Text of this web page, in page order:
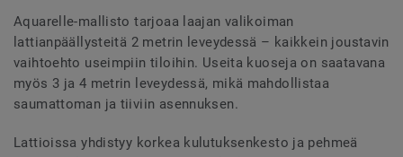
Aquarelle-mallisto tarjoaa laajan valikoiman
lattianpäällysteitä 2 metrin leveydessä – kaikkein joustavin
vaihtoehto useimpiin tiloihin. Useita kuoseja on saatavana
myös 3 ja 4 metrin leveydessä, mikä mahdollistaa
saumattoman ja tiiviin asennuksen.
Lattioissa yhdistyy korkea kulutuksenkesto ja pehmeä